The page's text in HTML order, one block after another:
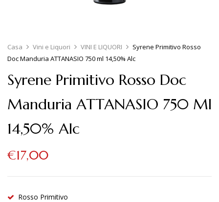
Casa Vini e Liquori VINI E LIQUORI
Syrene Primitivo Rosso
Doc Manduria ATTANASIO 750 ml 14,50% Alc
Syrene Primitivo Rosso Doc
Manduria ATTANASIO 750 Ml
14,50% Alc
€17,00
Rosso Primitivo